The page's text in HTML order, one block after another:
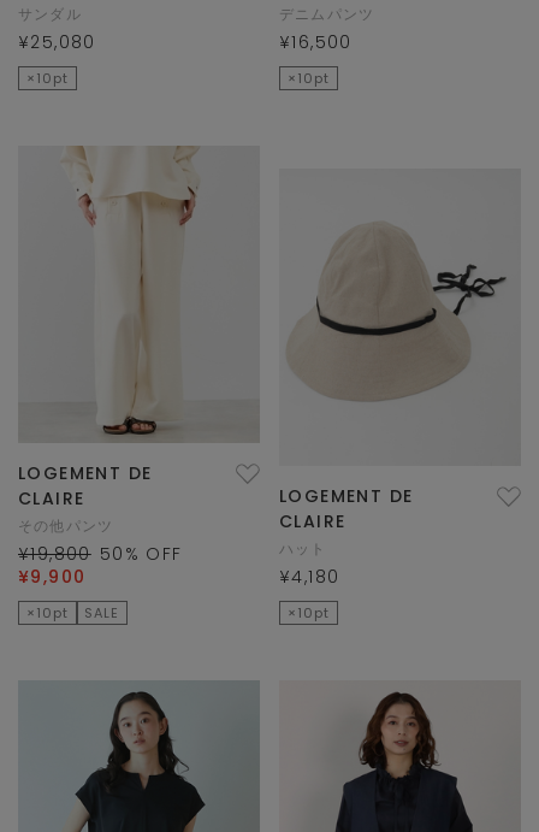
サンダル
¥25,080
×10pt
デニムパンツ
¥16,500
×10pt
LOGEMENT DE
CLAIRE
その他パンツ
¥19,800 50 % OFF
¥9,900
×10pt SALE
LOGEMENT DE
CLAIRE
ハット
¥4,180
×10pt